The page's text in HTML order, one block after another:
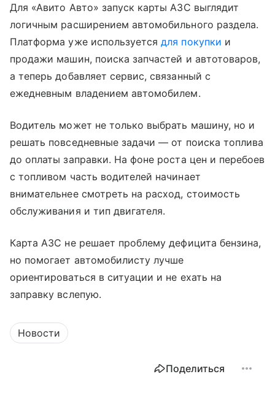
Для «Авито Авто» запуск карты АЗС выглядит
логичным расширением автомобильного раздела.
Платформа уже используетсядля покупки и
продажи машин, поиска запчастей и автотоваров,
а теперь добавляет сервис, связанный с
ежедневным владением автомобилем.
Водитель может не только выбрать машину, но и
решать повседневные задачи — от поиска топлива
до оплаты заправки. На фоне роста цен и перебоев
с топливом часть водителей начинает
внимательнее смотреть на расход, стоимость
обслуживания и тип двигателя.
Карта АЗС не решает проблему дефицита бензина,
но помогает автомобилисту лучше
ориентироваться в ситуации и не ехать на
заправку вслепую.
Новости
Поделиться